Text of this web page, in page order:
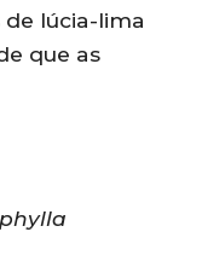
lúcia-lima
que as